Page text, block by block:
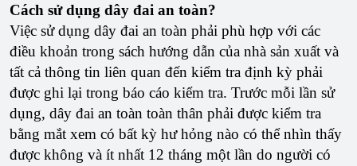
Cách sử dụng dây đai an toàn?
Việc sử dụng dây đai an toàn phải phù hợp với các
điều khoản trong sách hướng dẫn của nhà sản xuất và
tất cả thông tin liên quan đến kiểm tra định kỳ phải
được ghi lại trong báo cáo kiểm tra. Trước mỗi lần sử
dụng, dây đai an toàn toàn thân phải được kiểm tra
bằng mắt xem có bất kỳ hư hỏng nào có thể nhìn thấy
được không và ít nhất 12 tháng một lần do người có